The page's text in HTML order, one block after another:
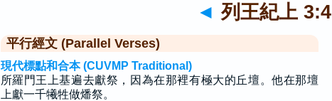
◄ 列王紀上 3:4
平行經文 (Parallel Verses)
現代標點和合本 (CUVMP Traditional)
所羅門王上基遍去獻祭，因為在那裡有極大的丘壇。他在那壇
上獻一千犧牲做燔祭。